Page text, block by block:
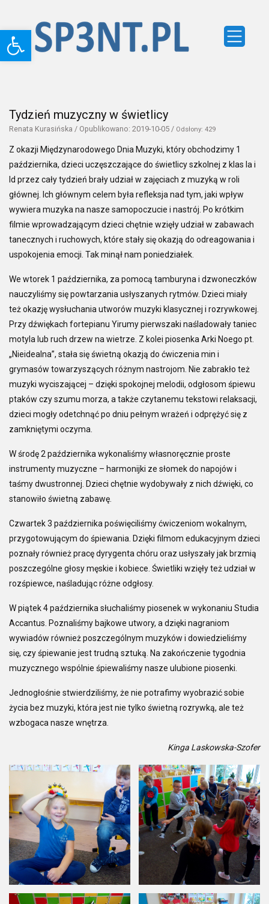
Otwórz pasek narzędzi
Tydzień muzyczny w świetlicy
Renata Kurasińska / Opublikowano: 2019-10-05 / Odsłony: 429
Z okazji Międzynarodowego Dnia Muzyki, który obchodzimy 1
października, dzieci uczęszczające do świetlicy szkolnej z klas Ia i
Id przez cały tydzień brały udział w zajęciach z muzyką w roli
głównej. Ich głównym celem była refleksja nad tym, jaki wpływ
wywiera muzyka na nasze samopoczucie i nastrój. Po krótkim
filmie wprowadzającym dzieci chętnie wzięły udział w zabawach
tanecznych i ruchowych, które stały się okazją do odreagowania i
uspokojenia emocji. Tak minął nam poniedziałek.
We wtorek 1 października, za pomocą tamburyna i dzwoneczków
nauczyliśmy się powtarzania usłyszanych rytmów. Dzieci miały
też okazję wysłuchania utworów muzyki klasycznej i rozrywkowej.
Przy dźwiękach fortepianu Yirumy pierwszaki naśladowały taniec
motyla lub ruch drzew na wietrze. Z kolei piosenka Arki Noego pt.
„Nieidealna”, stała się świetną okazją do ćwiczenia min i
grymasów towarzyszących różnym nastrojom. Nie zabrakło też
muzyki wyciszającej – dzięki spokojnej melodii, odgłosom śpiewu
ptaków czy szumu morza, a także czytanemu tekstowi relaksacji,
dzieci mogły odetchnąć po dniu pełnym wrażeń i odprężyć się z
zamkniętymi oczyma.
W środę 2 października wykonaliśmy własnoręcznie proste
instrumenty muzyczne – harmonijki ze słomek do napojów i
taśmy dwustronnej. Dzieci chętnie wydobywały z nich dźwięki, co
stanowiło świetną zabawę.
Czwartek 3 października poświęciliśmy ćwiczeniom wokalnym,
przygotowującym do śpiewania. Dzięki filmom edukacyjnym dzieci
poznały również pracę dyrygenta chóru oraz usłyszały jak brzmią
poszczególne głosy męskie i kobiece. Świetliki wzięły też udział w
rozśpiewce, naśladując różne odgłosy.
W piątek 4 października słuchaliśmy piosenek w wykonaniu Studia
Accantus. Poznaliśmy bajkowe utwory, a dzięki nagraniom
wywiadów również poszczególnym muzyków i dowiedzieliśmy
się, czy śpiewanie jest trudną sztuką. Na zakończenie tygodnia
muzycznego wspólnie śpiewaliśmy nasze ulubione piosenki.
Jednogłośnie stwierdziliśmy, że nie potrafimy wyobrazić sobie
życia bez muzyki, która jest nie tylko świetną rozrywką, ale też
wzbogaca nasze wnętrza.
Kinga Laskowska-Szofer